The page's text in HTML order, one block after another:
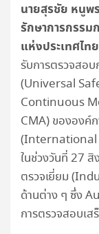
นายสุรชัย หนูพ
รักษาการกรร
แห่งประเทศไท
รับการตรวจสอ
(Universal
Continuous
CMA) ขององค์ก
(International
ในช่วงวันที่ 27
ตรวจเยี่ยม
ด้านต่าง ๆ ซึ่ง
การตรวจสอบเส